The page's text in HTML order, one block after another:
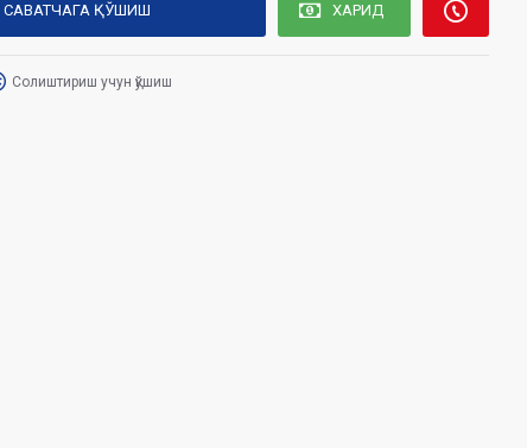
САВАТЧАГА ҚЎШИШ ХАРИД
Солиштириш учун қўшиш